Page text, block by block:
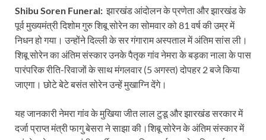
Shibu Soren Funeral: झारखंड आंदोलन के प्रणेता और झारखंड के
पूर्व मुख्यमंत्री दिशोम गुरु शिबू सोरेन का सोमवार को 81 वर्ष की उम्र में
निधन हो गया। उन्होंने दिल्ली के सर गंगाराम अस्पताल में अंतिम सांस ली।
शिबू सोरेन का अंतिम संस्कार उनके पैतृक गांव नेमरा के बड़का नाला के पास
पारंपरिक रीति-रिवाजों के साथ मंगलवार (5 अगस्त) दोपहर 2 बजे किया
जाएगा। छोटे बेटे बसंत सोरेन उन्हें मुखाग्नि देंगे।
यह जानकारी नेमरा गांव के मुखिया जीत लाल टुडू और झारखंड सरकार में
दर्जा प्राप्त मंत्री फागु बेसरा ने साझा की।शिबू सोरेन के अंतिम संस्कार में